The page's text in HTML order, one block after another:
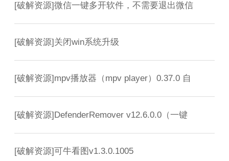
[破解资源]微信一键多开软件，不需要退出微信
[破解资源]关闭win系统升级
[破解资源] mpv播放器（mpv player）0.37.0 自
[破解资源]DefenderRemover v12.6.0.0（一键
[破解资源]可牛看图v1.3.0.1005